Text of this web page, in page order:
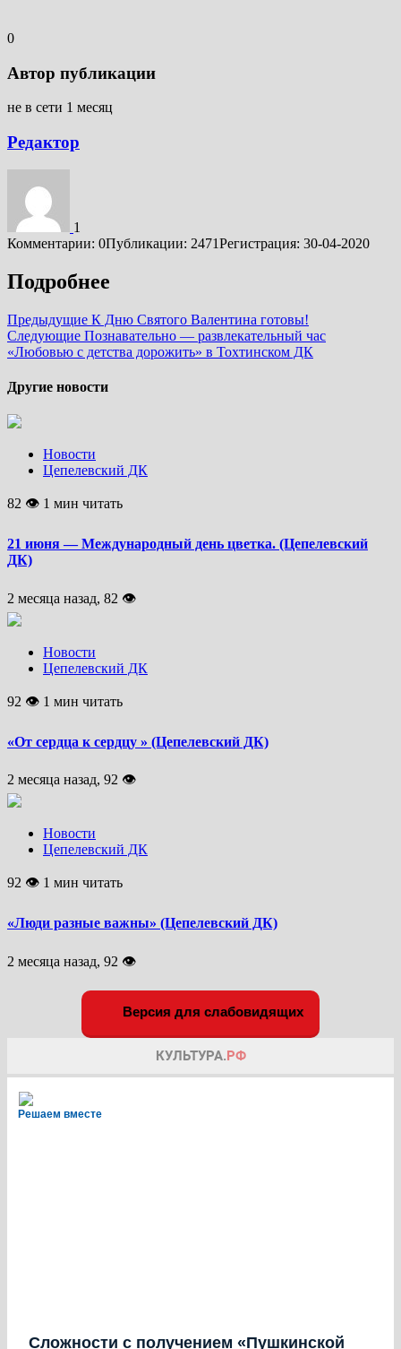
0
Автор публикации
не в сети 1 месяц
Редактор
1
Комментарии: 0Публикации: 2471Регистрация: 30-04-2020
Подробнее
Предыдущие К Дню Святого Валентина готовы!
Следующие Познавательно — развлекательный час
«Любовью с детства дорожить» в Тохтинском ДК
Другие новости
Новости
Цепелевский ДК
82 👁 1 мин читать
21 июня — Международный день цветка. (Цепелевский
ДК)
2 месяца назад, 82 👁
Новости
Цепелевский ДК
92 👁 1 мин читать
«От сердца к сердцу » (Цепелевский ДК)
2 месяца назад, 92 👁
Новости
Цепелевский ДК
92 👁 1 мин читать
«Люди разные важны» (Цепелевский ДК)
2 месяца назад, 92 👁
Версия для слабовидящих
Решаем вместе
Сложности с получением «Пушкинской